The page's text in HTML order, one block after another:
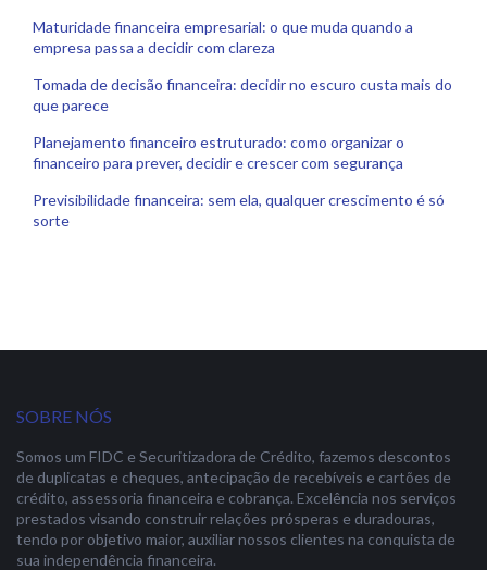
Maturidade financeira empresarial: o que muda quando a
empresa passa a decidir com clareza
Tomada de decisão financeira: decidir no escuro custa mais do
que parece
Planejamento financeiro estruturado: como organizar o
financeiro para prever, decidir e crescer com segurança
Previsibilidade financeira: sem ela, qualquer crescimento é só
sorte
SOBRE NÓS
Somos um FIDC e Securitizadora de Crédito, fazemos descontos
de duplicatas e cheques, antecipação de recebíveis e cartões de
crédito, assessoria financeira e cobrança. Excelência nos serviços
prestados visando construir relações prósperas e duradouras,
tendo por objetivo maior, auxiliar nossos clientes na conquista de
sua independência financeira.